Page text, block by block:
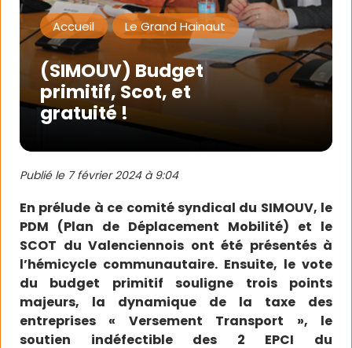
Accueil Le Grand Hainaut
(SIMOUV) Budget
primitif, Scot, et
gratuité !
Publié le 7 février 2024 à 9:04
En prélude à ce comité syndical du SIMOUV, le
PDM (Plan de Déplacement Mobilité) et le
SCOT du Valenciennois ont été présentés à
l’hémicycle communautaire. Ensuite, le vote
du budget primitif souligne trois points
majeurs, la dynamique de la taxe des
entreprises « Versement Transport », le
soutien indéfectible des 2 EPCI du